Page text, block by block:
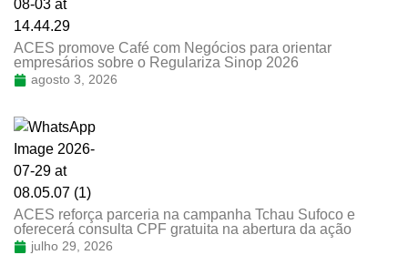
ACES promove Café com Negócios para orientar
empresários sobre o Regulariza Sinop 2026
agosto 3, 2026
ACES reforça parceria na campanha Tchau Sufoco e
oferecerá consulta CPF gratuita na abertura da ação
julho 29, 2026